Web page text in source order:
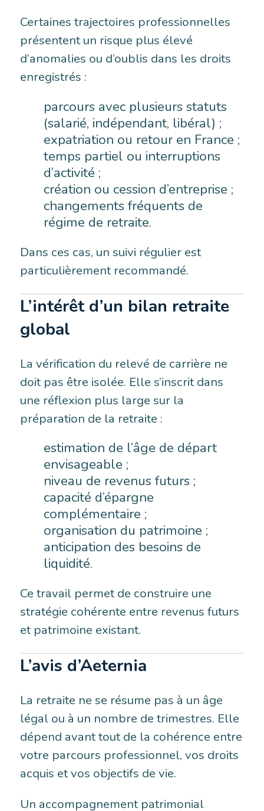
Certaines trajectoires professionnelles
présentent un risque plus élevé
d’anomalies ou d’oublis dans les droits
enregistrés :
parcours avec plusieurs statuts
(salarié, indépendant, libéral) ;
expatriation ou retour en France ;
temps partiel ou interruptions
d’activité ;
création ou cession d’entreprise ;
changements fréquents de
régime de retraite.
Dans ces cas, un suivi régulier est
particulièrement recommandé.
L’intérêt d’un bilan retraite
global
La vérification du relevé de carrière ne
doit pas être isolée. Elle s’inscrit dans
une réflexion plus large sur la
préparation de la retraite :
estimation de l’âge de départ
envisageable ;
niveau de revenus futurs ;
capacité d’épargne
complémentaire ;
organisation du patrimoine ;
anticipation des besoins de
liquidité.
Ce travail permet de construire une
stratégie cohérente entre revenus futurs
et patrimoine existant.
L’avis d’Aeternia
La retraite ne se résume pas à un âge
légal ou à un nombre de trimestres. Elle
dépend avant tout de la cohérence entre
votre parcours professionnel, vos droits
acquis et vos objectifs de vie.
Un accompagnement patrimonial